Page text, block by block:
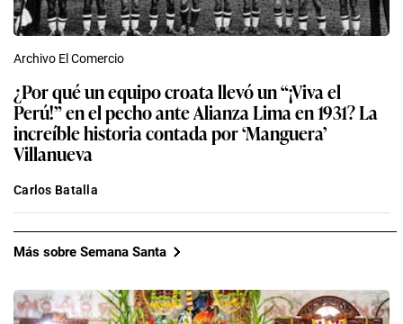
Archivo El Comercio
¿Por qué un equipo croata llevó un “¡Viva el
Perú!” en el pecho ante Alianza Lima en 1931? La
increíble historia contada por ‘Manguera’
Villanueva
Carlos Batalla
Más sobre Semana Santa